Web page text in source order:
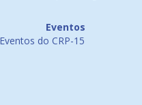
Eventos
Eventos do CRP-15